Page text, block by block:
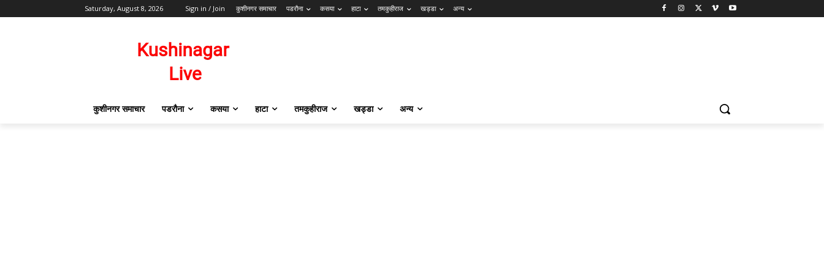
Saturday, August 8, 2026 Sign in / Join कुशीनगर समाचार पडरौना कसया हाटा तमकुहीराज खड्डा अन्य
कुशीनगर समाचार पडरौना कसया हाटा तमकुहीराज खड्डा अन्य